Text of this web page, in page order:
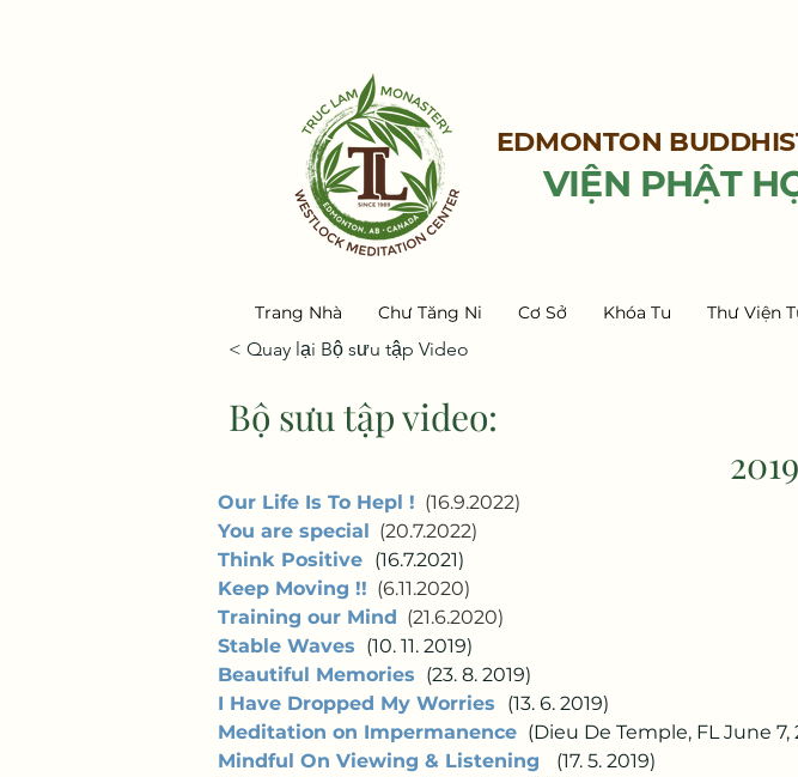
EDMONTON
VIỆN PHẬT
Trang Nhà Chư Tăng Ni Cơ Sở Khóa Tu Thư Viện
< Quay lại Bộ sưu tập Video
Bộ sưu tập video:
Our Life Is To Hepl ! (16.9.2022)
You are special (20.7.2022)
Think Positive (16.7.2021)
Keep Moving !! (6.11.2020)
Training our Mind (21.6.2020)
Stable Waves (10. 11. 2019)
Beautiful Memories (23. 8. 2019)
I Have Dropped My Worries
(13. 6. 2019)
Meditation on Impermanence (Dieu De Temple, FL June 7,
Mindful On Viewing & Listening
(17. 5. 2019)